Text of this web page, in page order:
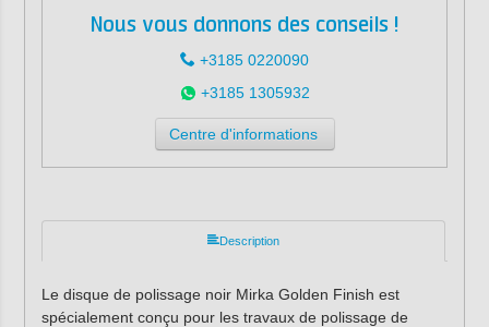
Nous vous donnons des conseils !
+3185 0220090
+3185 1305932
Centre d'informations
Description
Le disque de polissage noir Mirka Golden Finish est
spécialement conçu pour les travaux de polissage de